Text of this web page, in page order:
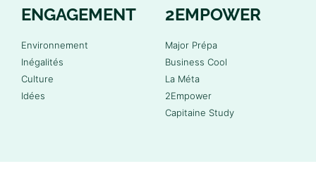
ENGAGEMENT
Environnement
Inégalités
Culture
Idées
2EMPOWER
Major Prépa
Business Cool
La Méta
2Empower
Capitaine Study